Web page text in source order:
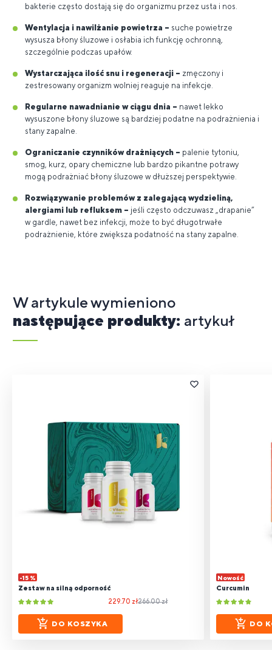
bakterie często dostają się do organizmu przez usta i nos.
Wentylacja i nawilżanie powietrza – suche powietrze
wysusza błony śluzowe i osłabia ich funkcję ochronną,
szczególnie podczas upałów.
Wystarczająca ilość snu i regeneracji – zmęczony i
zestresowany organizm wolniej reaguje na infekcje.
Regularne nawadnianie w ciągu dnia – nawet lekko
wysuszone błony śluzowe są bardziej podatne na podrażnienia i
stany zapalne.
Ograniczanie czynników drażniących – palenie tytoniu,
smog, kurz, opary chemiczne lub bardzo pikantne potrawy
mogą podrażniać błony śluzowe w dłuższej perspektywie.
Rozwiązywanie problemów z zalegającą wydzieliną,
alergiami lub refluksem – jeśli często odczuwasz „drapanie”
w gardle, nawet bez infekcji, może to być długotrwałe
podrażnienie, które zwiększa podatność na stany zapalne.
W artykule wymieniono
następujące produkty: artykuł
-15 %
Zestaw na silną odporność
266.00 zł
229.70 zł
DO KOSZYKA
Nowość
Curcumin
DO